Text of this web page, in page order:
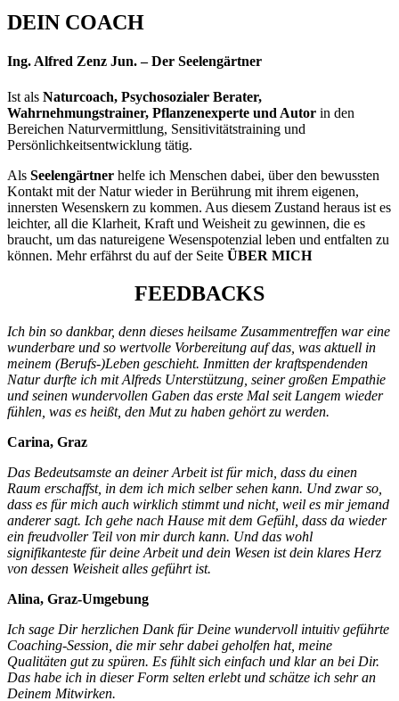
DEIN COACH
Ing. Alfred Zenz Jun. – Der Seelengärtner
Ist als Naturcoach, Psychosozialer Berater,
Wahrnehmungstrainer, Pflanzenexperte und Autor in den
Bereichen Naturvermittlung, Sensitivitätstraining und
Persönlichkeitsentwicklung tätig.
Als Seelengärtner helfe ich Menschen dabei, über den bewussten
Kontakt mit der Natur wieder in Berührung mit ihrem eigenen,
innersten Wesenskern zu kommen. Aus diesem Zustand heraus ist es
leichter, all die Klarheit, Kraft und Weisheit zu gewinnen, die es
braucht, um das natureigene Wesenspotenzial leben und entfalten zu
können. Mehr erfährst du auf der Seite ÜBER MICH
FEEDBACKS
Ich bin so dankbar, denn dieses heilsame Zusammentreffen war eine
wunderbare und so wertvolle Vorbereitung auf das, was aktuell in
meinem (Berufs-)Leben geschieht. Inmitten der kraftspendenden
Natur durfte ich mit Alfreds Unterstützung, seiner großen Empathie
und seinen wundervollen Gaben das erste Mal seit Langem wieder
fühlen, was es heißt, den Mut zu haben gehört zu werden.
Carina, Graz
Das Bedeutsamste an deiner Arbeit ist für mich, dass du einen
Raum erschaffst, in dem ich mich selber sehen kann. Und zwar so,
dass es für mich auch wirklich stimmt und nicht, weil es mir jemand
anderer sagt. Ich gehe nach Hause mit dem Gefühl, dass da wieder
ein freudvoller Teil von mir durch kann. Und das wohl
signifikanteste für deine Arbeit und dein Wesen ist dein klares Herz
von dessen Weisheit alles geführt ist.
Alina, Graz-Umgebung
Ich sage Dir herzlichen Dank für Deine wundervoll intuitiv geführte
Coaching-Session, die mir sehr dabei geholfen hat, meine
Qualitäten gut zu spüren. Es fühlt sich einfach und klar an bei Dir.
Das habe ich in dieser Form selten erlebt und schätze ich sehr an
Deinem Mitwirken.